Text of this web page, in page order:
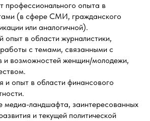
профессионального опыта в
(в сфере СМИ, гражданского
или аналогичной).
опыт в области журналистики,
с темами, связанными с
и возможностей женщин/молодежи,
и опыт в области финансового
медиа-ландшафта, заинтересованных
и текущей политической